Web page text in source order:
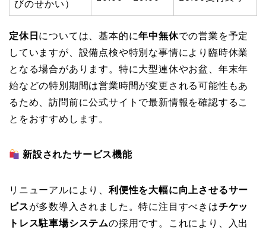
びのせかい）
定休日 については、基本的に年中無休での営業を予定
していますが、設備点検や特別な事情により臨時休業
となる場合があります。特に大型連休やお盆、年末年
始などの特別期間は営業時間が変更される可能性もあ
るため、訪問前に公式サイトで最新情報を確認するこ
とをおすすめします。
新設されたサービス機能
リニューアルにより、 利便性を大幅に向上させるサー
ビスが多数導入されました。特に注目すべきはチケッ
トレス駐車場システムの採用です。これにより、入出